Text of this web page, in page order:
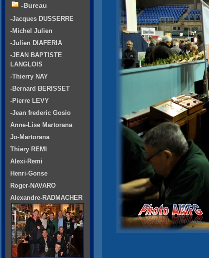
-Bureau
-Jacques DUSSERRE
-Michel Julien
-Julien DIAFERIA
-JEAN BAPTISTE
LANGLOIS
-Thierry NAY
-Bernard BERISSET
-Pierre LEVY
-Jean frederic Gosio
Anne-Lise Martorana
Jo-Martorana
Thiery REMI
Alexi-Remi
Henri-Gonse
Roger-NAVARO
Alexandre-RADMACHER